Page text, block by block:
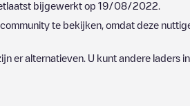
bijgewerkt op 19/08/2022
te bekijken, omdat deze
er alternatieven. U kunt andere laders in